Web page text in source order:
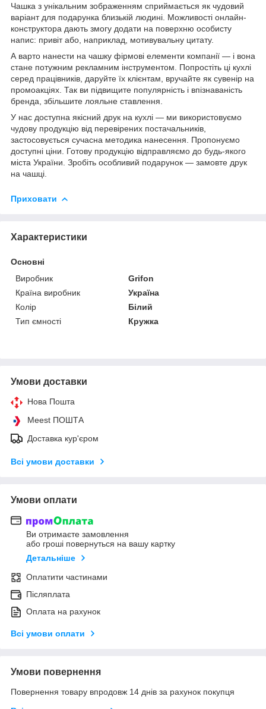
Чашка з унікальним зображенням сприймається як чудовий
варіант для подарунка близькій людині. Можливості онлайн-
конструктора дають змогу додати на поверхню особисту
напис: привіт або, наприклад, мотивувальну цитату.
А варто нанести на чашку фірмові елементи компанії — і вона
стане потужним рекламним інструментом. Попростіть ці кухлі
серед працівників, даруйте їх клієнтам, вручайте як сувенір на
промоакціях. Так ви підвищите популярність і впізнаваність
бренда, збільшите лояльне ставлення.
У нас доступна якісний друк на кухлі — ми використовуємо
чудову продукцію від перевірених постачальників,
застосовується сучасна методика нанесення. Пропонуємо
доступні ціни. Готову продукцію відправляємо до будь-якого
міста України. Зробіть особливий подарунок — замовте друк
на чашці.
Приховати
Характеристики
Основні
Виробник
Grifon
Країна виробник
Україна
Колір
Білий
Тип ємності
Кружка
Умови доставки
Нова Пошта
Meest ПОШТА
Доставка кур'єром
Всі умови доставки
Умови оплати
Ви отримаєте замовлення
або гроші повернуться на вашу картку
Детальніше
Оплатити частинами
Післяплата
Оплата на рахунок
Всі умови оплати
Умови повернення
Повернення товару впродовж 14 днів за рахунок покупця